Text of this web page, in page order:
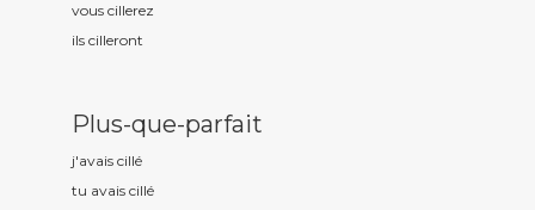
vous cillerez
ils cilleront
Plus-que-parfait
j'avais cillé
tu avais cillé